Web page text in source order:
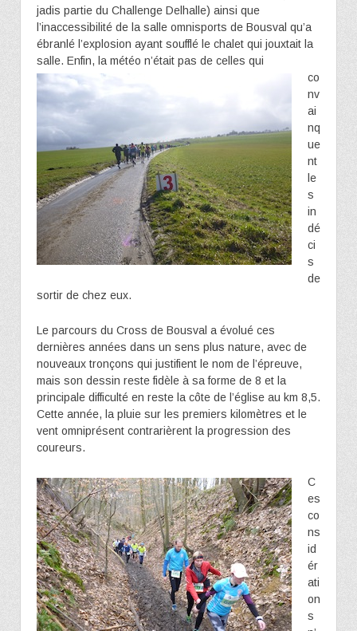
jadis partie du Challenge Delhalle) ainsi que
l’inaccessibilité de la salle omnisports de Bousval qu’a
ébranlé l’explosion ayant soufflé le chalet qui jouxtait la
salle. Enfin, la météo n’était pas de celles qui
co
nv
ai
nq
ue
nt
le
s
in
dé
ci
s
de
sortir de chez eux.
Le parcours du Cross de Bousval a évolué ces
dernières années dans un sens plus nature, avec de
nouveaux tronçons qui justifient le nom de l’épreuve,
mais son dessin reste fidèle à sa forme de 8 et la
principale difficulté en reste la côte de l’église au km 8,5.
Cette année, la pluie sur les premiers kilomètres et le
vent omniprésent contrarièrent la progression des
coureurs.
C
es
co
ns
id
ér
ati
on
s